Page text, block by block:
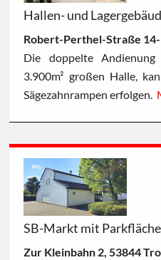
Hallen- und
Robert-Perthel-Straße
Die doppelte Andienung
3.900m² großen Halle,
Sägezahnrampen erfolgen.
SB-Markt mit
Zur Kleinbahn 2, 53844